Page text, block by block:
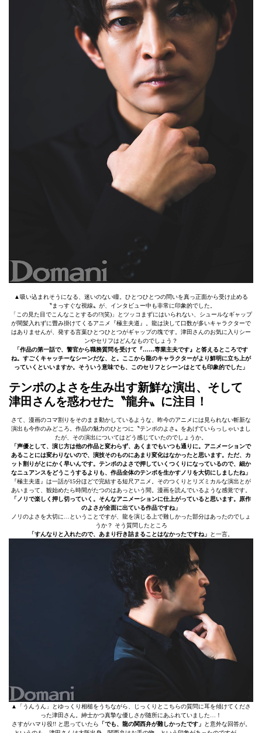
▲吸い込まれそうになる、迷いのない瞳。ひとつひとつの問いを真っ正面から受け止める
〝まっすぐな視線〟が、インタビュー中も非常に印象的でした。
「この見た目でこんなことするの!?(笑)」とツッコまずにはいられない、シュールなギャップ
が間髪入れずに畳み掛けてくるアニメ『極主夫道』。龍は決して口数が多いキャラクターで
はありませんが、発する言葉ひとつひとつがギャップの塊です。津田さんのお気に入りシー
ンやセリフはどんなものでしょう？
「作品の第一話で、警官から職務質問を受けて『……専業主夫です』と答えるところです
ね。すごくキャッチーなシーンだな、と。ここから龍のキャラクターがより鮮明に立ち上が
っていくといいますか。そういう意味でも、このセリフとシーンはとても印象的でした」
テンポのよさを生み出す新鮮な演出、そして
津田さんを惑わせた〝龍弁〟に注目！
さて、漫画のコマ割りをそのまま動かしているような、昨今のアニメには見られない斬新な
演出も今作のみどころ。作品の魅力のひとつに〝テンポのよさ〟をあげていらっしゃいまし
たが、その演出についてはどう感じていたのでしょうか。
「声優として、演じ方は他の作品と変わらず、あくまでもいつも通りに。アニメーションで
あることには変わりないので、演技そのものにあまり変化はなかったと思います。ただ、カ
ット割りがとにかく早いんです。テンポのよさで押していくつくりになっているので、細か
なニュアンスをどうこうするよりも、作品全体のテンポを生かすノリを大切にしましたね」
『極主夫道』は一話が15分ほどで完結する短尺アニメ。そのつくりとリズミカルな演出とが
あいまって、観始めたら時間がたつのはあっという間。漫画を読んでいるような感覚です。
「ノリで楽しく押し切っていく。そんなアニメーションに仕上がっていると思います。原作
のよさが全面に出ている作品ですね」
ノリのよさを大切に…ということですが、龍を演じる上で難しかった部分はあったのでしょ
うか？ そう質問したところ
「すんなりと入れたので、あまり行き詰まることはなかったですね」
と一言。
▲「うんうん」とゆっくり相槌をうちながら、じっくりとこちらの質問に耳を傾けてくださ
った津田さん。紳士かつ真摯な優しさが随所にあふれていました…！
さすがハマり役!! と思っていたら 「でも、龍の関西弁が難しかったです」
と意外な回答が。